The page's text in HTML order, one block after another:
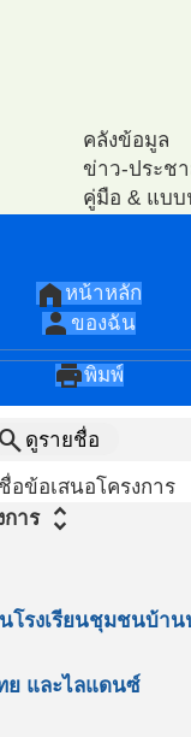
คลังข้อมูล
ข่าว-ประช
คู่มือ & แบบ
แนะนำเอกส
แนะนำวีดีโอ
โครงการ ตัว
โปรแกรมท
home หน้าหลัก
person ของฉัน
printพิมพ์
search ดูรายชื่อ
อข้อเสนอโครงการ
การ unfold_more
โรงเรียนชุมชนบ้าน
ย และไลแดนซ์